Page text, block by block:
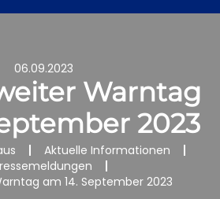
06.09.2023
Warntag
2023
Aktuelle Informationen
am 14. September 2023